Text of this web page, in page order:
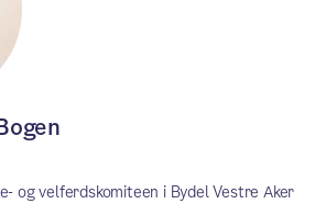
og velferdskomiteen i Bydel Vestre Aker